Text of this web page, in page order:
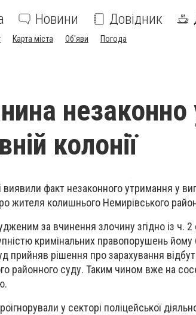
Новини Довідник
Карта міста Об'яви Погода
колонії
виявили факт незаконного утримання у
жителя колишнього Немирівського
за вчинення злочину згідно із ч.
кримінальних правопорушень
прийняв рішення про зарахування
районного суду. Таким чином вже на
у секторі поліцейської